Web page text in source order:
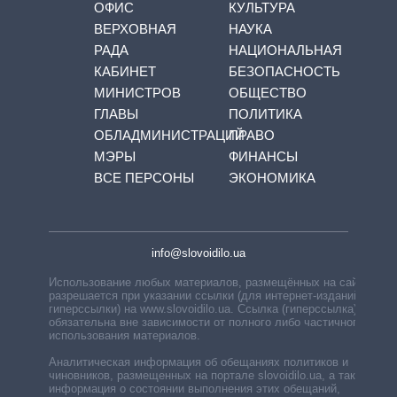
ОФИС
ВЕРХОВНАЯ
РАДА
КАБИНЕТ
МИНИСТРОВ
ГЛАВЫ
ОБЛАДМИНИСТРАЦИЙ
МЭРЫ
ВСЕ ПЕРСОНЫ
КУЛЬТУРА
НАУКА
НАЦИОНАЛЬНАЯ
БЕЗОПАСНОСТЬ
ОБЩЕСТВО
ПОЛИТИКА
ПРАВО
ФИНАНСЫ
ЭКОНОМИКА
info@slovoidilo.ua
Использование любых материалов, размещённых на сайте,
разрешается при указании ссылки (для интернет-изданий —
гиперссылки) на www.slovoidilo.ua. Ссылка (гиперссылка)
обязательна вне зависимости от полного либо частичного
использования материалов.
Аналитическая информация об обещаниях политиков и
чиновников, размещенных на портале slovoidilo.ua, а также
информация о состоянии выполнения этих обещаний,